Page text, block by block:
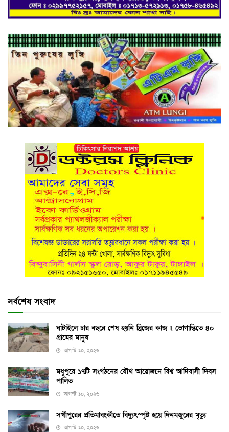
সর্বশেষ সংবাদ
ঘাটাইলে চার বছরে শেষ হয়নি ব্রিজের কাজ ॥ ভোগান্তিতে ৪০
গ্রামের মানুষ
আগস্ট ১০, ২০২৬
মধুপুরে ১৭টি সংগঠনের যৌথ আয়োজনে বিশ্ব আদিবাসী দিবস
পালিত
আগস্ট ১০, ২০২৬
সখীপুরের প্রতিমাবংকীতে বিদ্যুৎস্পৃষ্ট হয়ে দিনমজুরের মৃত্যু
আগস্ট ১০, ২০২৬